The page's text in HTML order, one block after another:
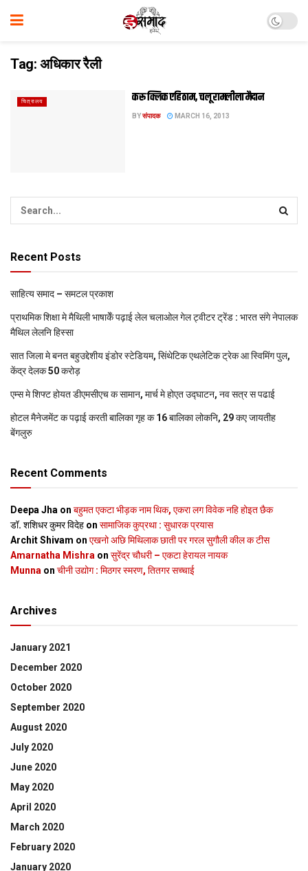
Tag: अधिकार रैली
चित्रालय करू क्लिक एहि ठाम, चलू रामलीला मैदान
BYसंपादक MARCH 16, 2013
Recent Posts
साहित्य समाद – समटल प्रकाश
प्राथमिक शि‍क्षा मे मैथि‍ली भाषाकेँ पढ़ाई लेल चलाओल गेल ट्वीटर ट्रेंड : भारत संगे नेपालक
मैथिल लेलनि हिस्सा
सात जिला मे बनत बहुउद्देशीय इंडोर स्‍टेडि‍यम, सिंथेटिक एथलेटिक ट्रेक आ स्विमिंग पुल,
केंद्र देलक 50 करोड़
एम्स मे शिफ्ट होयत डीएमसीएच क सामान, मार्च मे होएत उद्घाटन, नव सत्र स पढाई
होटल मैनेजमेंट क पढ़ाई करती बालिका गृह क 16 बालिका लोकनि, 29 कए जायतीह
बेंगलुरु
Recent Comments
Deepa Jha on बहुमत एकटा भीड़क नाम थिक, एकरा लग विवेक नहि होइत छैक
डॉ. शशिधर कुमर विदेह on सामाजिक कुप्रथा : सुधारक प्रयास
Archit Shivam on एखनो अछि मिथिलाक छाती पर गरल सुगौली कील क टीस
Amarnatha Mishra on सुरेंद्र चौधरी – एकटा हेरायल नायक
Munna on चीनी उद्योग : मिठगर स्‍मरण, तितगर सच्‍चाई
Archives
January 2021
December 2020
October 2020
September 2020
August 2020
July 2020
June 2020
May 2020
April 2020
March 2020
February 2020
January 2020